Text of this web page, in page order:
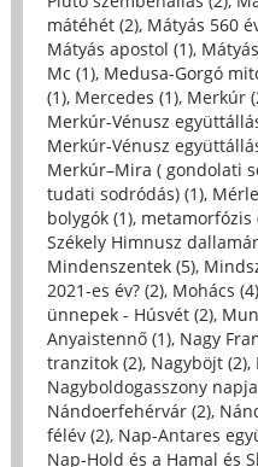
mátéhét (2), Mátyás 560
Mátyás apostol (1),
Mc (1), Medusa-Gorgó
(1), Mercedes (1), Merkúr
Merkúr-Vénusz
Merkúr-Vénusz
Merkúr–Mira ( gondolati
tudati sodródás) (1),
bolygók (1), metamorfózis
Székely Himnusz
Mindenszentek (5),
2021-es év? (2), Mohács (4)
ünnepek - Húsvét (2),
Anyaistennő (1), Nagy
tranzitok (2), Nagyböjt (2),
Nagyboldogasszony
Nándoerfehérvár (2),
félév (2), Nap-Antares
Nap-Hold és a Hamal és